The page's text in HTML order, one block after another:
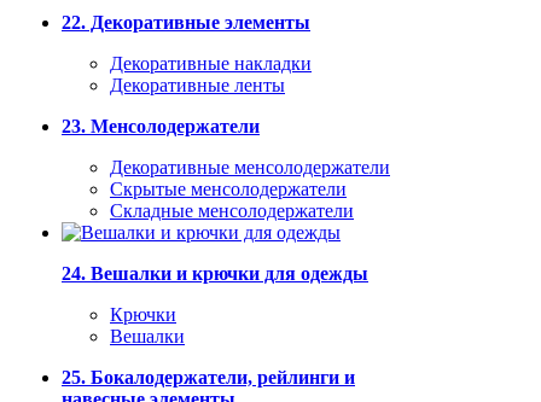
22. Декоративные элементы
Декоративные накладки
Декоративные ленты
23. Менсолодержатели
Декоративные менсолодержатели
Скрытые менсолодержатели
Складные менсолодержатели
24. Вешалки и крючки для одежды
Крючки
Вешалки
25. Бокалодержатели, рейлинги и